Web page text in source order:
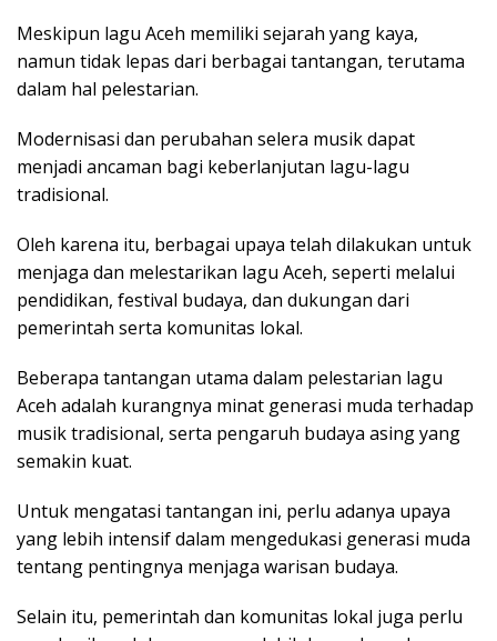
Meskipun lagu Aceh memiliki sejarah yang kaya,
namun tidak lepas dari berbagai tantangan, terutama
dalam hal pelestarian.
Modernisasi dan perubahan selera musik dapat
menjadi ancaman bagi keberlanjutan lagu-lagu
tradisional.
Oleh karena itu, berbagai upaya telah dilakukan untuk
menjaga dan melestarikan lagu Aceh, seperti melalui
pendidikan, festival budaya, dan dukungan dari
pemerintah serta komunitas lokal.
Beberapa tantangan utama dalam pelestarian lagu
Aceh adalah kurangnya minat generasi muda terhadap
musik tradisional, serta pengaruh budaya asing yang
semakin kuat.
Untuk mengatasi tantangan ini, perlu adanya upaya
yang lebih intensif dalam mengedukasi generasi muda
tentang pentingnya menjaga warisan budaya.
Selain itu, pemerintah dan komunitas lokal juga perlu